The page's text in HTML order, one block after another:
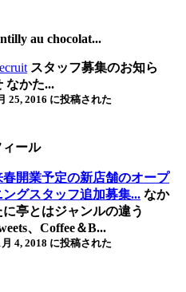
au chocolat...
スタッフ募集のお知ら
なかた...
25, 2016 に投稿された
ール
春開業予定の新店舗のオープ
ングスタッフ追加募集... なか
に亭とはジャンルの違う
、Coffee＆B...
月 4, 2018 に投稿された